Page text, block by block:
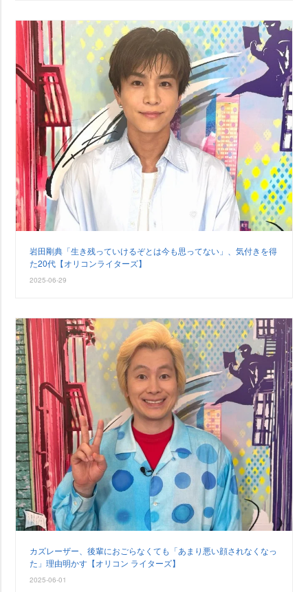
田剛典「生き残っていけるぞとは今も思ってない」、気付きを得
た20代【オリコンライターズ】
2025-06-29
カズレーザー、後輩におごらなくても「あまり悪い顔されなくなっ
た」理由明かす【オリコン ライターズ】
2025-06-01